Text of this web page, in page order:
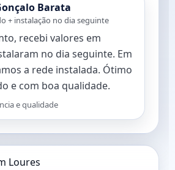
Barata
+ instalação no dia seguinte
recebi valores em
no dia seguinte. Em
a rede instalada. Ótimo
e com boa qualidade.
e qualidade
Loures